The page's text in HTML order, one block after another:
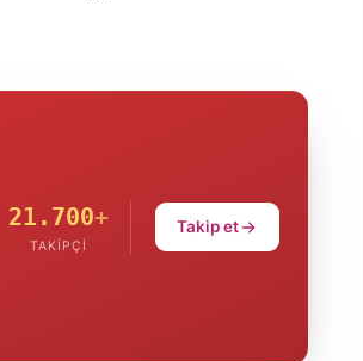
21.700+
TAKIPÇI
Takip et